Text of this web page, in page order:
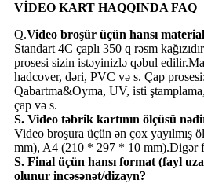
VİDEO KART HAQQINDA FAQ
Q.Video broşür üçün hansı material
Standart 4C çaplı 350 q rəsm
prosesi sizin istəyinizlə qəbul
hadcover, dəri, PVC və s. Çap
Qabartma&Oyma, UV, isti
çap və s.
S. Video təbrik kartının ölçüsü
Video broşura üçün ən çox yayılmış
mm), A4 (210 * 297 * 10 mm).Digər
S. Final üçün hansı format (fayl
olunur incəsənət/dizayn?